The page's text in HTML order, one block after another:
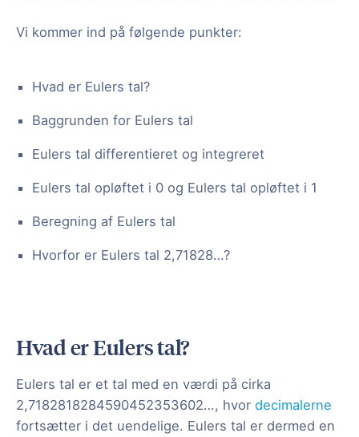
Vi kommer ind på følgende punkter:
Hvad er Eulers tal?
Baggrunden for Eulers tal
Eulers tal differentieret og integreret
Eulers tal opløftet i 0 og Eulers tal opløftet i 1
Beregning af Eulers tal
Hvorfor er Eulers tal 2,71828…?
Hvad er Eulers tal?
Eulers tal er et tal med en værdi på cirka
2,7182818284590452353602…, hvor decimalerne
fortsætter i det uendelige. Eulers tal er dermed en